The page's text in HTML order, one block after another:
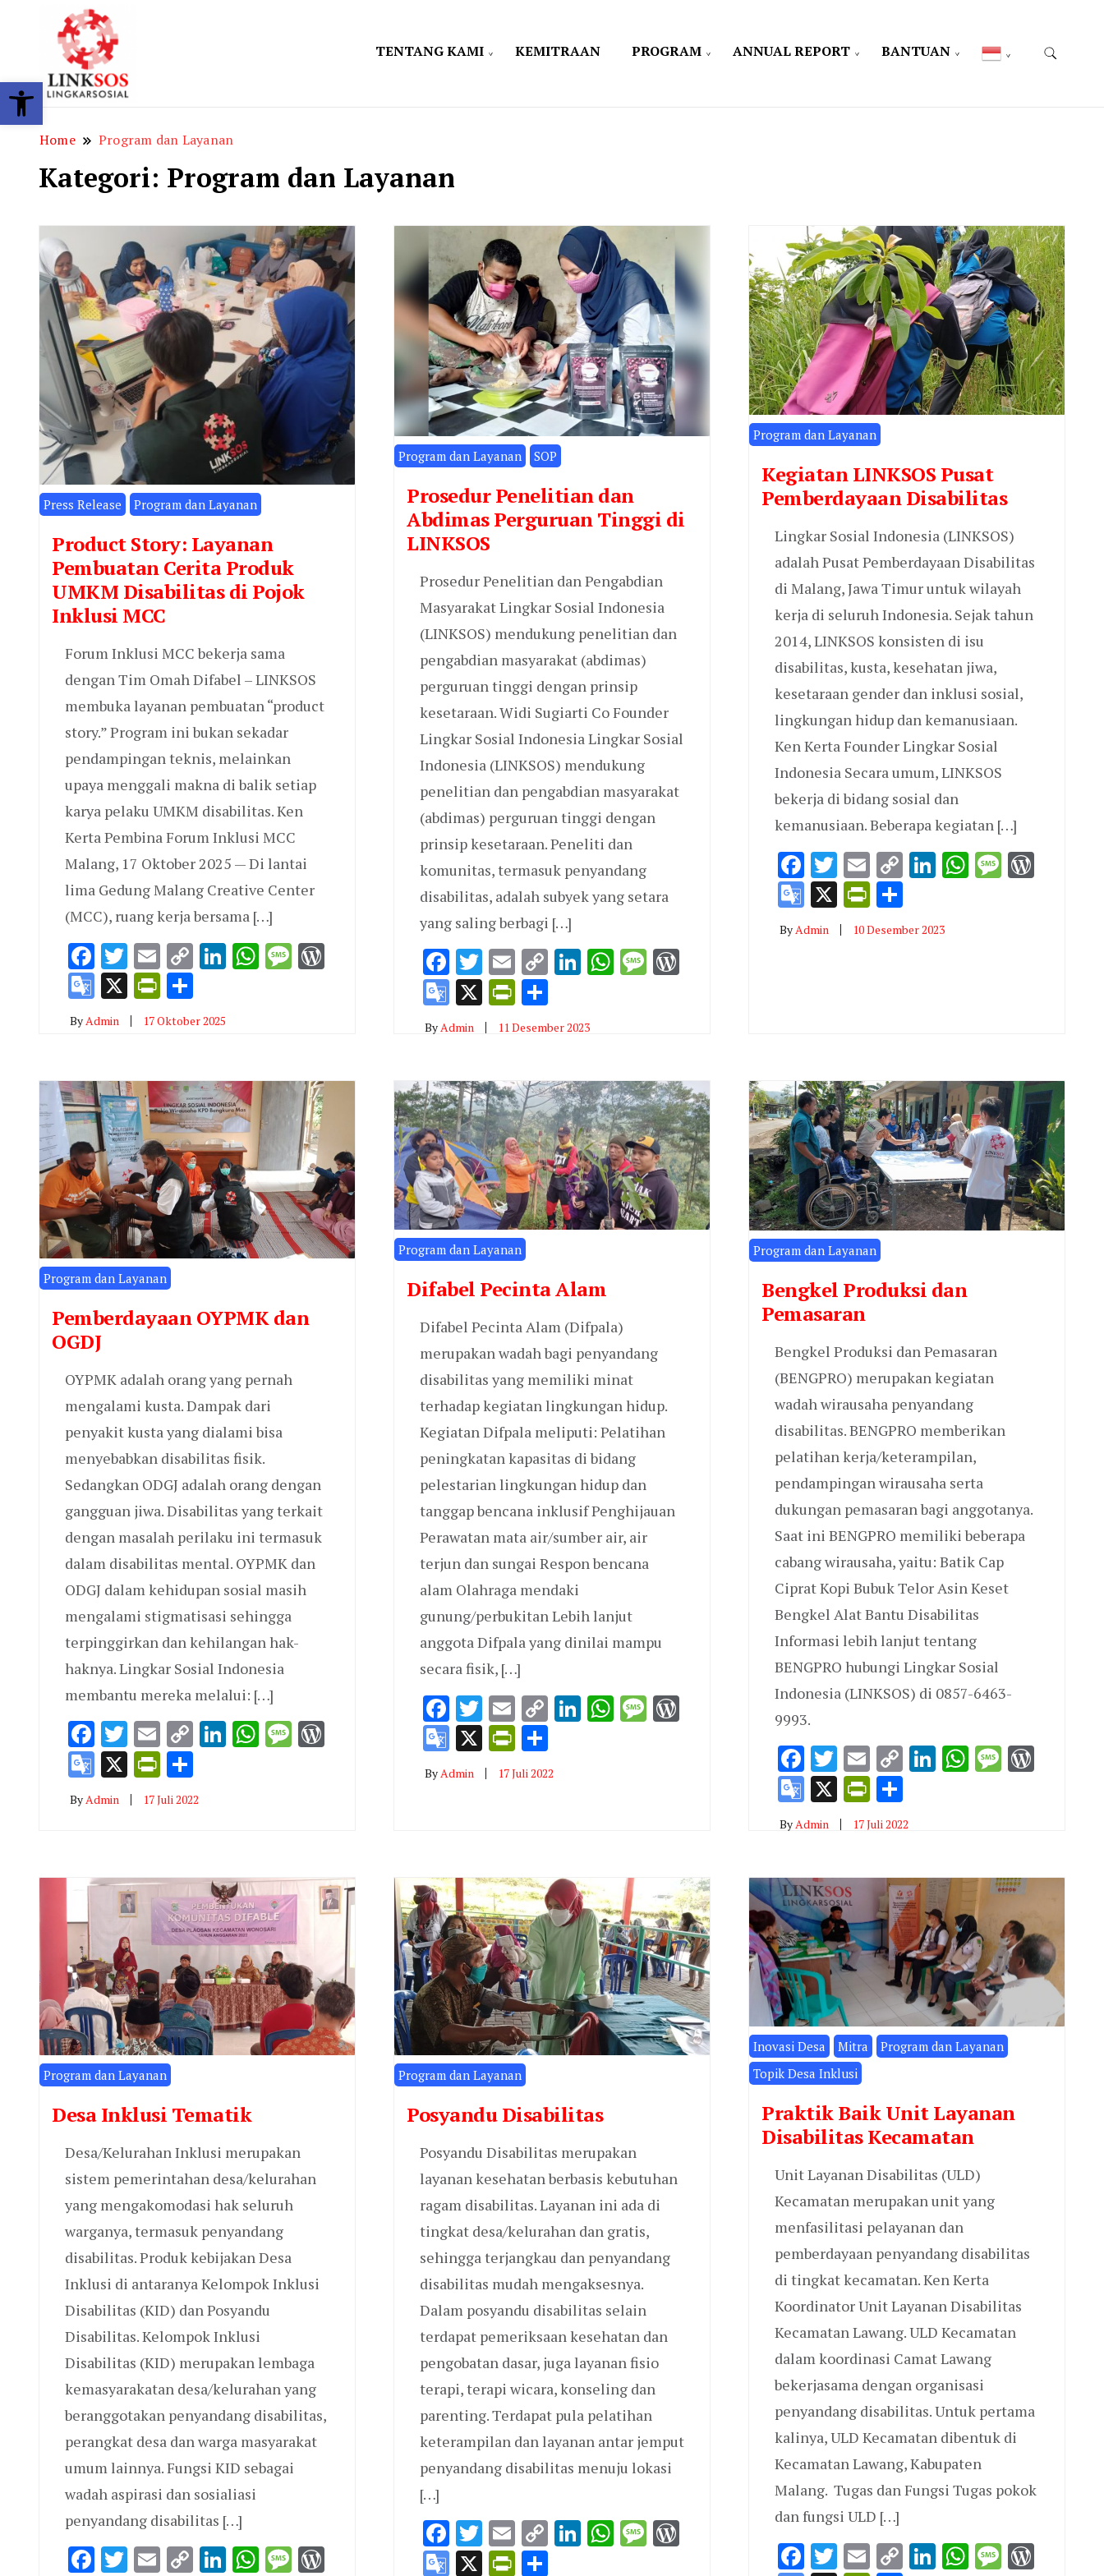
Open toolbar
TENTANG KAMI KEMITRAAN PROGRAM ANNUAL REPORT BANTUAN
Home Program dan Layanan
Kategori: Program dan Layanan
Press Release Program dan Layanan
Product Story: Layanan
Pembuatan Cerita Produk
UMKM Disabilitas di Pojok
Inklusi MCC
Forum Inklusi MCC bekerja sama
dengan Tim Omah Difabel – LINKSOS
membuka layanan pembuatan “product
story.” Program ini bukan sekadar
pendampingan teknis, melainkan
upaya menggali makna di balik setiap
karya pelaku UMKM disabilitas. Ken
Kerta Pembina Forum Inklusi MCC
Malang, 17 Oktober 2025 — Di lantai
lima Gedung Malang Creative Center
(MCC), ruang kerja bersama […]
Facebook
Twitter
EmailCopyLinkedIn
WhatsApp
MessageWordPress
Google
Translate
X PrintFriendly
ByAdmin 17 Oktober 2025
Program dan Layanan SOP
Prosedur Penelitian dan
Abdimas Perguruan Tinggi di
LINKSOS
Prosedur Penelitian dan Pengabdian
Masyarakat Lingkar Sosial Indonesia
(LINKSOS) mendukung penelitian dan
pengabdian masyarakat (abdimas)
perguruan tinggi dengan prinsip
kesetaraan. Widi Sugiarti Co Founder
Lingkar Sosial Indonesia Lingkar Sosial
Indonesia (LINKSOS) mendukung
penelitian dan pengabdian masyarakat
(abdimas) perguruan tinggi dengan
prinsip kesetaraan. Peneliti dan
komunitas, termasuk penyandang
disabilitas, adalah subyek yang setara
yang saling berbagi […]
Facebook
Twitter
EmailCopyLinkedIn
WhatsApp
Message
Google
Translate
X PrintFriendly
ByAdmin 11 Desember 2023
Program dan Layanan
Kegiatan LINKSOS Pusat
Pemberdayaan Disabilitas
Lingkar Sosial Indonesia (LINKSOS)
adalah Pusat Pemberdayaan Disabilitas
di Malang, Jawa Timur untuk wilayah
kerja di seluruh Indonesia. Sejak tahun
2014, LINKSOS konsisten di isu
disabilitas, kusta, kesehatan jiwa,
kesetaraan gender dan inklusi sosial,
lingkungan hidup dan kemanusiaan.
Ken Kerta Founder Lingkar Sosial
Indonesia Secara umum, LINKSOS
bekerja di bidang sosial dan
kemanusiaan. Beberapa kegiatan […]
Facebook
Twitter
EmailCopyLinkedIn
WhatsApp
Message
Google
Translate
X PrintFriendly
ByAdmin 10 Desember 2023
Program dan Layanan
Pemberdayaan OYPMK dan
OGDJ
OYPMK adalah orang yang pernah
mengalami kusta. Dampak dari
penyakit kusta yang dialami bisa
menyebabkan disabilitas fisik.
Sedangkan ODGJ adalah orang dengan
gangguan jiwa. Disabilitas yang terkait
dengan masalah perilaku ini termasuk
dalam disabilitas mental. OYPMK dan
ODGJ dalam kehidupan sosial masih
mengalami stigmatisasi sehingga
terpinggirkan dan kehilangan hak-
haknya. Lingkar Sosial Indonesia
membantu mereka melalui: […]
Facebook
Twitter
EmailCopyLinkedIn
WhatsApp
MessageWordPress
Google
Translate
X PrintFriendly
ByAdmin 17 Juli 2022
Program dan Layanan
Difabel Pecinta Alam
Difabel Pecinta Alam (Difpala)
merupakan wadah bagi penyandang
disabilitas yang memiliki minat
terhadap kegiatan lingkungan hidup.
Kegiatan Difpala meliputi: Pelatihan
peningkatan kapasitas di bidang
pelestarian lingkungan hidup dan
tanggap bencana inklusif Penghijauan
Perawatan mata air/sumber air, air
terjun dan sungai Respon bencana
alam Olahraga mendaki
gunung/perbukitan Lebih lanjut
anggota Difpala yang dinilai mampu
secara fisik, […]
Facebook
Twitter
EmailCopyLinkedIn
WhatsApp
MessageWordPress
Google
Translate
X PrintFriendly
ByAdmin 17 Juli 2022
Program dan Layanan
Bengkel Produksi dan
Pemasaran
Bengkel Produksi dan Pemasaran
(BENGPRO) merupakan kegiatan
wadah wirausaha penyandang
disabilitas. BENGPRO memberikan
pelatihan kerja/keterampilan,
pendampingan wirausaha serta
dukungan pemasaran bagi anggotanya.
Saat ini BENGPRO memiliki beberapa
cabang wirausaha, yaitu: Batik Cap
Ciprat Kopi Bubuk Telor Asin Keset
Bengkel Alat Bantu Disabilitas
Informasi lebih lanjut tentang
BENGPRO hubungi Lingkar Sosial
Indonesia (LINKSOS) di 0857-6463-
9993.
Facebook
Twitter
EmailCopyLinkedIn
WhatsApp
Message
Google
Translate
X PrintFriendly
ByAdmin 17 Juli 2022
Program dan Layanan
Desa Inklusi Tematik
Desa/Kelurahan Inklusi merupakan
sistem pemerintahan desa/kelurahan
yang mengakomodasi hak seluruh
warganya, termasuk penyandang
disabilitas. Produk kebijakan Desa
Inklusi di antaranya Kelompok Inklusi
Disabilitas (KID) dan Posyandu
Disabilitas. Kelompok Inklusi
Disabilitas (KID) merupakan lembaga
kemasyarakatan desa/kelurahan yang
beranggotakan penyandang disabilitas,
perangkat desa dan warga masyarakat
umum lainnya. Fungsi KID sebagai
wadah aspirasi dan sosialiasi
penyandang disabilitas […]
Facebook
Twitter
EmailCopyLinkedIn
WhatsApp
MessageWordPress
Program dan Layanan
Posyandu Disabilitas
Posyandu Disabilitas merupakan
layanan kesehatan berbasis kebutuhan
ragam disabilitas. Layanan ini ada di
tingkat desa/kelurahan dan gratis,
sehingga terjangkau dan penyandang
disabilitas mudah mengaksesnya.
Dalam posyandu disabilitas selain
terdapat pemeriksaan kesehatan dan
pengobatan dasar, juga layanan fisio
terapi, terapi wicara, konseling dan
parenting. Terdapat pula pelatihan
keterampilan dan layanan antar jemput
penyandang disabilitas menuju lokasi
[…]
Facebook
Twitter
EmailCopyLinkedIn
WhatsApp
MessageWordPress
Google
X PrintFriendly
Inovasi Desa Mitra
Program dan Layanan
Topik Desa Inklusi
Praktik Baik Unit Layanan
Disabilitas Kecamatan
Unit Layanan Disabilitas (ULD)
Kecamatan merupakan unit yang
menfasilitasi pelayanan dan
pemberdayaan penyandang disabilitas
di tingkat kecamatan. Ken Kerta
Koordinator Unit Layanan Disabilitas
Kecamatan Lawang. ULD Kecamatan
dalam koordinasi Camat Lawang
bekerjasama dengan organisasi
penyandang disabilitas. Untuk pertama
kalinya, ULD Kecamatan dibentuk di
Kecamatan Lawang, Kabupaten
Malang. Tugas dan Fungsi Tugas pokok
dan fungsi ULD […]
Facebook
Twitter
EmailCopyLinkedIn
WhatsApp
Message